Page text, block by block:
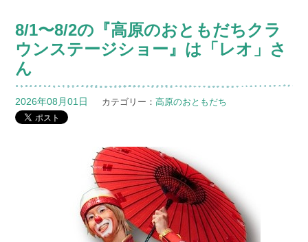
8/1〜8/2の『高原のおともだちクラ
ウンステージショー』は「レオ」さ
ん
2026年08月01日 カテゴリー：高原のおともだち